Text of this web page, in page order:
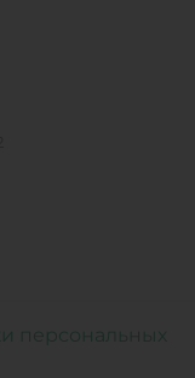
персональных